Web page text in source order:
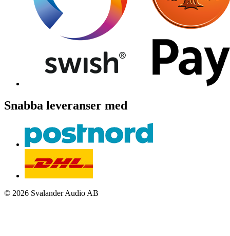
Snabba leveranser med
© 2026 Svalander Audio AB